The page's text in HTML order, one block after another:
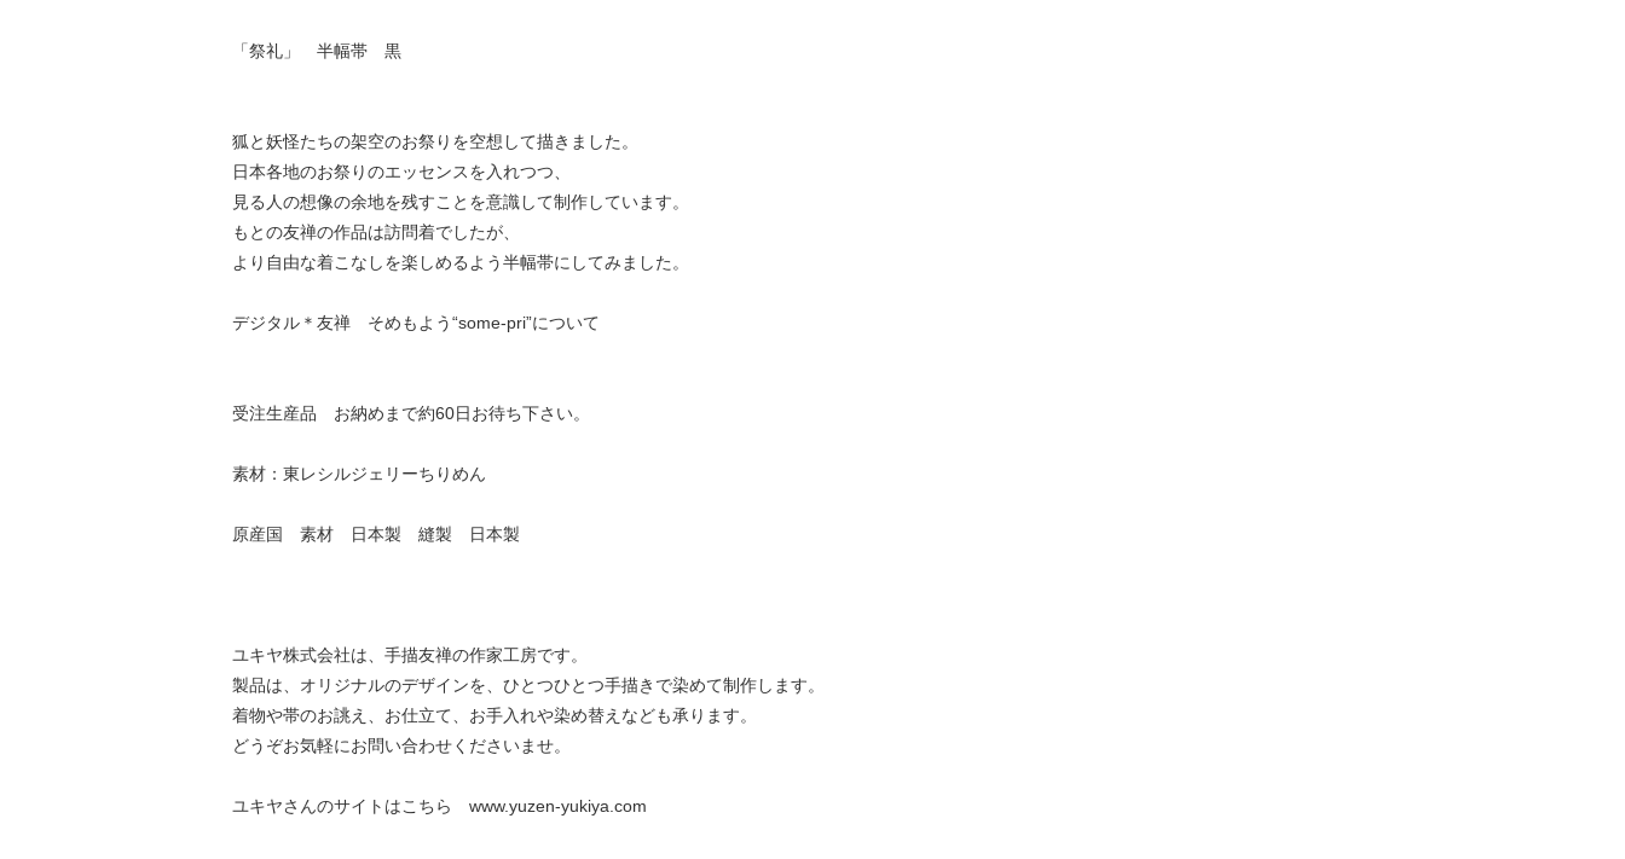
「祭礼」 半幅帯 黒
狐と妖怪たちの架空のお祭りを空想して描きました。
日本各地のお祭りのエッセンスを入れつつ、
見る人の想像の余地を残すことを意識して制作しています。
もとの友禅の作品は訪問着でしたが、
より自由な着こなしを楽しめるよう半幅帯にしてみました。
デジタル＊友禅 そめもよう“some-pri”について
受注生産品 お納めまで約60日お待ち下さい。
素材：東レシルジェリーちりめん
原産国 素材 日本製 縫製 日本製
ユキヤ株式会社は、手描友禅の作家工房です。
製品は、オリジナルのデザインを、ひとつひとつ手描きで染めて制作します。
着物や帯のお誂え、お仕立て、お手入れや染め替えなども承ります。
どうぞお気軽にお問い合わせくださいませ。
ユキヤさんのサイトはこちら www.yuzen-yukiya.com